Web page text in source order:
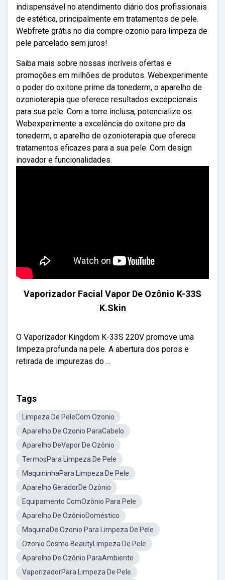
indispensável no atendimento diário dos profissionais
de estética, principalmente em tratamentos de pele.
Webfrete grátis no dia compre ozonio para limpeza de
pele parcelado sem juros!
Saiba mais sobre nossas incríveis ofertas e
promoções em milhões de produtos. Webexperimente
o poder do oxitone prime da tonederm, o aparelho de
ozonioterapia que oferece resultados excepcionais
para sua pele. Com a torre inclusa, potencialize os.
Webexperimente a excelência do oxitone pro da
tonederm, o aparelho de ozonioterapia que oferece
tratamentos eficazes para a sua pele. Com design
inovador e funcionalidades.
Vaporizador Facial Vapor De Ozônio K-33S
K.Skin
O Vaporizador Kingdom K-33S 220V promove uma
limpeza profunda na pele. A abertura dos poros e
retirada de impurezas do ...
Tags
Limpeza De PeleCom Ozonio
Aparelho De Ozonio ParaCabelo
Aparelho DeVapor De Ozônio
TermosPara Limpeza De Pele
MaquininhaPara Limpeza De Pele
Aparelho GeradorDe Ozônio
Equipamento ComOzônio Para Pele
Aparelho De OzônioDoméstico
MaquinaDe Ozonio Para Limpeza De Pele
Ozonio Cosmo BeautyLimpeza De Pele
Aparelho De Ozônio ParaAmbiente
VaporizadorPara Limpeza De Pele